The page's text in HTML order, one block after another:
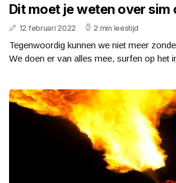
Dit moet je weten over sim
12 februari 2022 2 min leestijd
Tegenwoordig kunnen we niet meer
We doen er van alles mee, surfen op het